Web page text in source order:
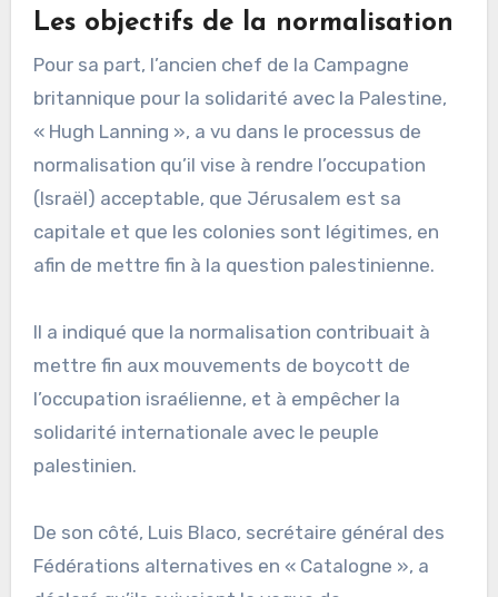
Les objectifs de la normalisation
Pour sa part, l’ancien chef de la Campagne
britannique pour la solidarité avec la Palestine,
« Hugh Lanning », a vu dans le processus de
normalisation qu’il vise à rendre l’occupation
(Israël) acceptable, que Jérusalem est sa
capitale et que les colonies sont légitimes, en
afin de mettre fin à la question palestinienne.
Il a indiqué que la normalisation contribuait à
mettre fin aux mouvements de boycott de
l’occupation israélienne, et à empêcher la
solidarité internationale avec le peuple
palestinien.
De son côté, Luis Blaco, secrétaire général des
Fédérations alternatives en « Catalogne », a